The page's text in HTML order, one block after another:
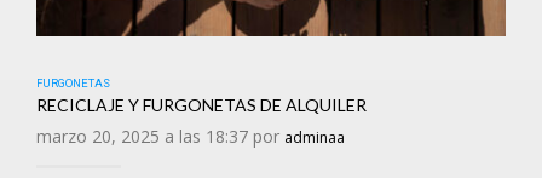
FURGONETAS
RECICLAJE Y FURGONETAS DE ALQUILER
marzo 20, 2025 a las 18:37 por adminaa